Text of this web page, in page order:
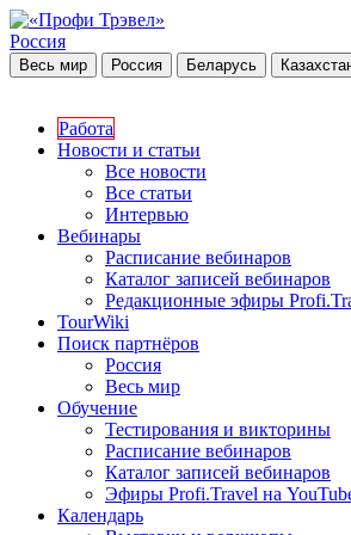
Россия
Весь мир Россия Беларусь
Работа
Новости и статьи
Все новости
Все статьи
Интервью
Вебинары
Расписание вебинаров
Каталог записей вебинаров
Редакционные эфиры
TourWiki
Поиск партнёров
Россия
Весь мир
Обучение
Тестирования и викторины
Расписание вебинаров
Каталог записей вебинаров
Эфиры Profi.Travel на
Календарь